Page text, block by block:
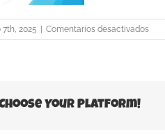
7th, 2025 | Comentarios desactivadosen
Your Platform!